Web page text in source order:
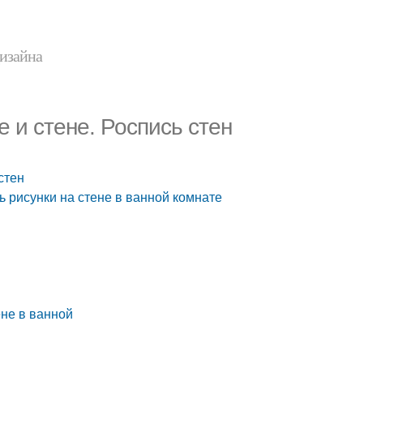
и стене. Роспись стен
на стене в ванной комнате
в ванной